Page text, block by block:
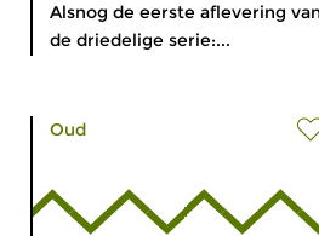
Alsnog de eerste aflevering van
de driedelige serie:...
Oud